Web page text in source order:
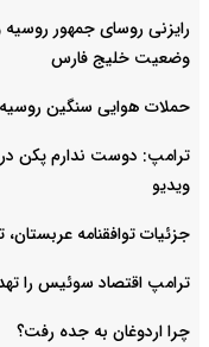
رایزنی روسای جمهور روسیه
وضعیت خلیج‌ فارس
حملات هوایی سنگین روسیه
ترامپ: دوست ندارم پکن
ویدیو
جزئیات توافقنامه
ترامپ اقتصاد سوئیس را
چرا اردوغان به جده رفت؟